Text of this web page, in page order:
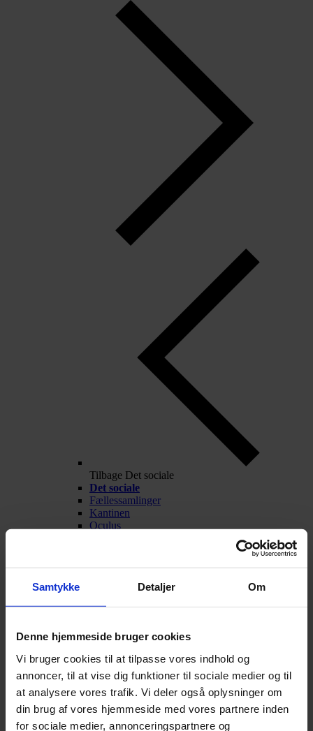
Samtykke Detaljer Om
Denne hjemmeside bruger cookies
Vi bruger cookies til at tilpasse vores indhold og
annoncer, til at vise dig funktioner til sociale medier og til
at analysere vores trafik. Vi deler også oplysninger om
din brug af vores hjemmeside med vores partnere inden
for sociale medier, annonceringspartnere og
Tilbage Det sociale
Det sociale
Fællessamlinger
Kantinen
Oculus
Arrangementer